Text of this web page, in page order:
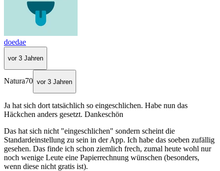
doedae
vor 3 Jahren
Natura70 vor 3 Jahren
Ja hat sich dort tatsächlich so eingeschlichen. Habe nun das
Häckchen anders gesetzt. Dankeschön
Das hat sich nicht "eingeschlichen" sondern scheint die
Standardeinstellung zu sein in der App. Ich habe das soeben zufällig
gesehen. Das finde ich schon ziemlich frech, zumal heute wohl nur
noch wenige Leute eine Papierrechnung wünschen (besonders,
wenn diese nicht gratis ist).